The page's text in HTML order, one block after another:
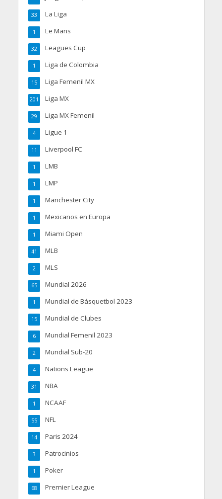
La Liga
33
Le Mans
1
Leagues Cup
32
Liga de Colombia
1
Liga Femenil MX
15
Liga MX
201
Liga MX Femenil
29
Ligue 1
4
Liverpool FC
11
LMB
1
LMP
1
Manchester City
1
Mexicanos en Europa
1
Miami Open
1
MLB
41
MLS
2
Mundial 2026
65
Mundial de Básquetbol 2023
1
Mundial de Clubes
15
Mundial Femenil 2023
6
Mundial Sub-20
2
Nations League
4
NBA
31
NCAAF
1
NFL
55
Paris 2024
14
Patrocinios
3
Poker
1
Premier League
68